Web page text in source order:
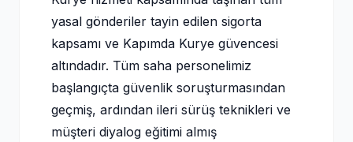
yasal gönderiler tayin edilen sigorta
kapsamı ve Kapımda Kurye güvencesi
altındadır. Tüm saha personelimiz
başlangıçta güvenlik soruşturmasından
geçmiş, ardından ileri sürüş teknikleri ve
müşteri diyalog eğitimi almış